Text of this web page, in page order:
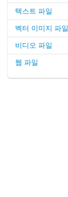
텍스트 파일
벡터 이미지 파일
비디오 파일
웹 파일